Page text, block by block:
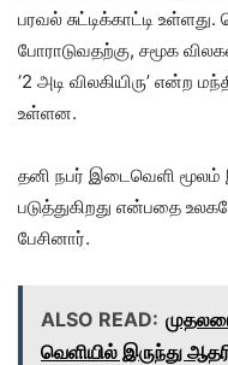
பரவல் சுட்டிக்காட்டி
போராடுவதற்கு, சமூக
‘2 அடி விலகியிரு’ என்ற
உள்ளன.
தனி நபர் இடைவெளி
படுத்துகிறது என்பதை
பேசினார்.
ALSO READ:
வெளியில் இருந்து